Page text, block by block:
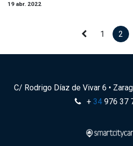
19 abr. 2022
1 2
C/ Rodrigo Díaz de Vivar 6 •
+​34 976 37